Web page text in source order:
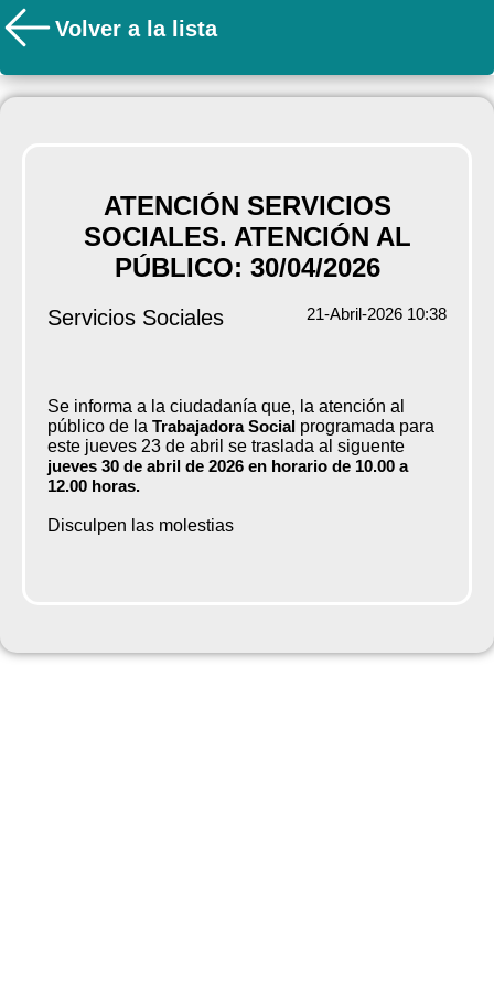
Volver a la lista
ATENCIÓN SERVICIOS
SOCIALES. ATENCIÓN AL
PÚBLICO: 30/04/2026
Servicios Sociales 21-Abril-2026 10:38
Se informa a la ciudadanía que, la atención al
público de la Trabajadora Socialprogramada para
este jueves 23 de abril se traslada al siguente
jueves 30 de abril de 2026 en horario de 10.00 a
12.00 horas.
Disculpen las molestias